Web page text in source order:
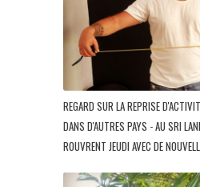
REGARD SUR LA REPRISE
DANS D'AUTRES PAYS - AU SRI
ROUVRENT JEUDI AVEC DE